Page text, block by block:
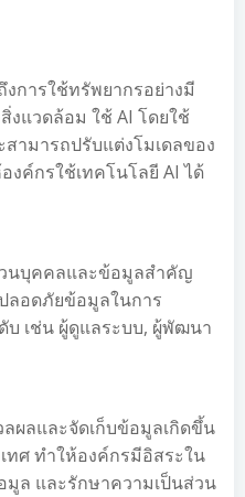
การใช้ทรัพยากรอย่างมี
แวดล้อม ใช้ AI โดยใช้
ามารถปรับแต่งโมเดลของ
งค์กรใช้เทคโนโลยี AI ได้
นบุคคลและข้อมูลสำคัญ
ลอดภัยข้อมูลในการ
เช่น ผู้ดูแลระบบ, ผู้พัฒนา
ผลและจัดเก็บข้อมูลเกิดขึ้น
ทศ ทำให้องค์กรมีอิสระใน
ล และรักษาความเป็นส่วน